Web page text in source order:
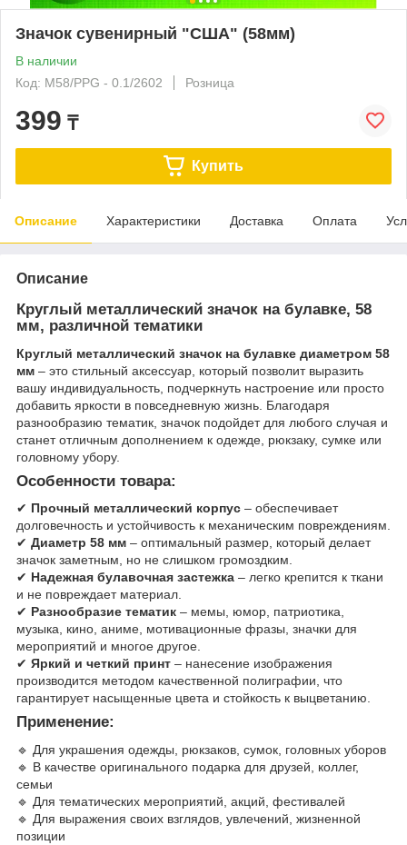
Значок сувенирный "США" (58мм)
В наличии
Код: M58/PPG - 0.1/2602
Розница
399 ₸
Купить
Описание Характеристики Доставка Оплата
Описание
Круглый металлический значок на булавке, 58
мм, различной тематики
Круглый металлический значок на булавке диаметром 58
мм – это стильный аксессуар, который позволит выразить
вашу индивидуальность, подчеркнуть настроение или просто
добавить яркости в повседневную жизнь. Благодаря
разнообразию тематик, значок подойдет для любого случая и
станет отличным дополнением к одежде, рюкзаку, сумке или
головному убору.
Особенности товара:
✔ Прочный металлический корпус – обеспечивает
долговечность и устойчивость к механическим повреждениям.
✔ Диаметр 58 мм – оптимальный размер, который делает
значок заметным, но не слишком громоздким.
✔ Надежная булавочная застежка – легко крепится к ткани
и не повреждает материал.
✔ Разнообразие тематик – мемы, юмор, патриотика,
музыка, кино, аниме, мотивационные фразы, значки для
мероприятий и многое другое.
✔ Яркий и четкий принт – нанесение изображения
производится методом качественной полиграфии, что
гарантирует насыщенные цвета и стойкость к выцветанию.
Применение:
🔹 Для украшения одежды, рюкзаков, сумок, головных уборов
🔹 В качестве оригинального подарка для друзей, коллег,
семьи
🔹 Для тематических мероприятий, акций, фестивалей
🔹 Для выражения своих взглядов, увлечений, жизненной
позиции